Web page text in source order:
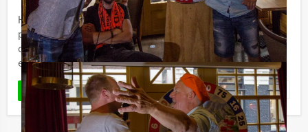
Holland Tour Guides neemt u mee naar de oudste
plekjes van Assen! Tijdens deze unieke 'Old' speurtocht
ontdekt u de oudste bezienswaardigheden van de stad
en beleeft u de ...
LEES MEER Favoriet